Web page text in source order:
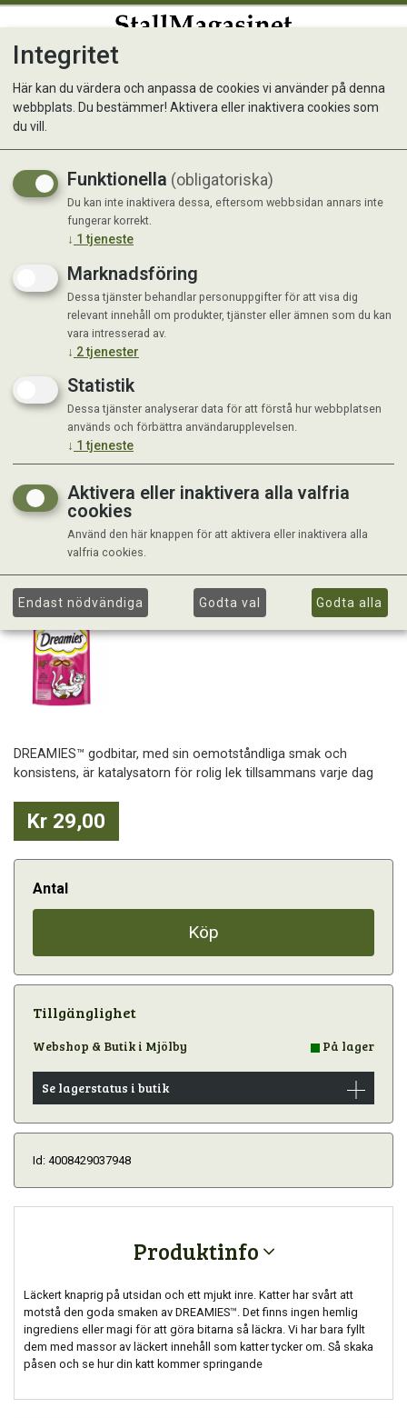
Dreamies Kattgodis Oxkött
60gr
DREAMIES™ godbitar, med sin oemotståndliga smak och
konsistens, är katalysatorn för rolig lek tillsammans varje dag
Kr 29,00
Antal
Köp
Tillgänglighet
Webshop & Butik i Mjölby På lager
Se lagerstatus i butik
Id: 4008429037948
Produktinfo
Läckert knaprig på utsidan och ett mjukt inre. Katter har svårt att
motstå den goda smaken av DREAMIES™. Det finns ingen hemlig
ingrediens eller magi för att göra bitarna så läckra. Vi har bara fyllt
dem med massor av läckert innehåll som katter tycker om. Så skaka
påsen och se hur din katt kommer springande
Integritet
Här kan du värdera och anpassa de cookies vi använder på denna
webbplats. Du bestämmer! Aktivera eller inaktivera cookies som
du vill.
Funktionella (obligatoriska)
Du kan inte inaktivera dessa, eftersom webbsidan annars inte
fungerar korrekt.
↓ 1 tjeneste
Marknadsföring
Dessa tjänster behandlar personuppgifter för att visa dig
relevant innehåll om produkter, tjänster eller ämnen som du kan
vara intresserad av.
↓ 2tjenester
Statistik
Dessa tjänster analyserar data för att förstå hur webbplatsen
används och förbättra användarupplevelsen.
↓ 1 tjeneste
Aktivera eller inaktivera alla valfria
cookies
Använd den här knappen för att aktivera eller inaktivera alla
valfria cookies.
Endast nödvändiga Godta val Godta alla